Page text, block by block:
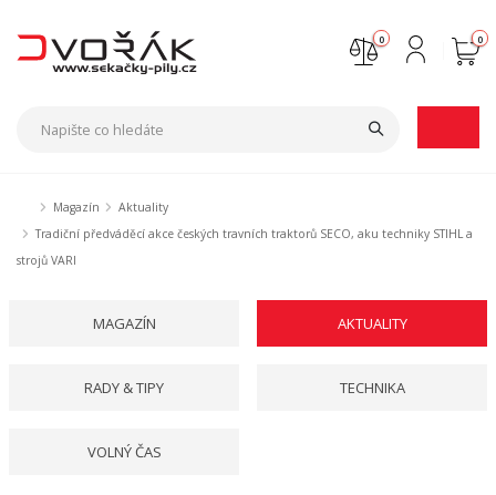
0
0
Magazín
Aktuality
Tradiční předváděcí akce českých travních traktorů SECO, aku techniky STIHL a
strojů VARI
MAGAZÍN AKTUALITY
RADY & TIPY TECHNIKA
VOLNÝ ČAS